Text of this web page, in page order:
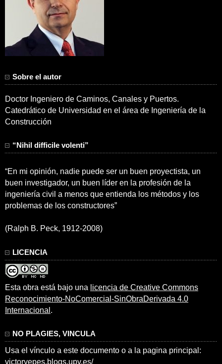
Sobre el autor
Doctor Ingeniero de Caminos, Canales y Puertos.
Catedrático de Universidad en el área de Ingeniería de la
Construcción
“Nihil difficile volenti”
“En mi opinión, nadie puede ser un buen proyectista, un
buen investigador, un buen líder en la profesión de la
ingeniería civil a menos que entienda los métodos y los
problemas de los constructores”
(Ralph B. Peck, 1912-2008)
LICENCIA
Esta obra está bajo una licencia de Creative Commons
Reconocimiento-NoComercial-SinObraDerivada 4.0
Internacional .
NO PLAGIES, VINCULA
Usa el vínculo a este documento o a la pagina principal:
victoryepes.blogs.upv.es/